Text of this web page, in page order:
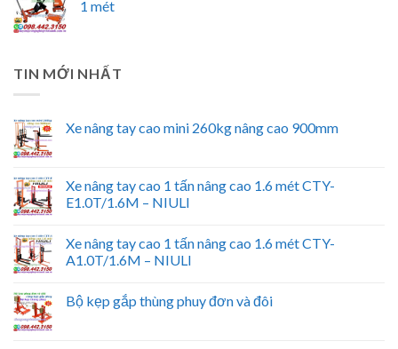
1 mét
TIN MỚI NHẤT
Xe nâng tay cao mini 260kg nâng cao 900mm
Xe nâng tay cao 1 tấn nâng cao 1.6 mét CTY-
E1.0T/1.6M – NIULI
Xe nâng tay cao 1 tấn nâng cao 1.6 mét CTY-
A1.0T/1.6M – NIULI
Bộ kẹp gắp thùng phuy đơn và đôi